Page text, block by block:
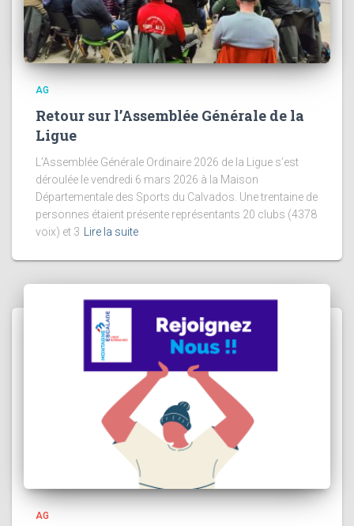
AG
Retour sur l’Assemblée Générale de la
Ligue
L’Assemblée Générale Ordinaire 2026 de la Ligue s’est
déroulée le vendredi 6 mars 2026 à la Maison
Départementale des Sports du Calvados. Une trentaine de
personnes étaient présente représentants 20 clubs (4378
voix) et 3 Lire la suite
AG